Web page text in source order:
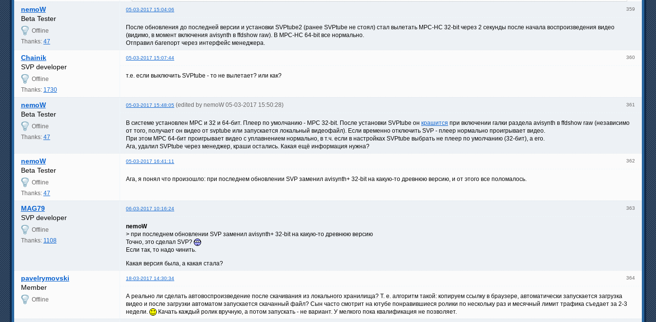
359
nemoW 05-03-2017 15:04:06
Beta Tester
Offline
Thanks: 47
После обновления до последней версии и установки SVPtube2 (ранее SVPtube не стоял) стал вылетать MPC-HC 32-bit через 2 секунды после начала воспроизведения видео
(видимо, в момент включения avisynth в ffdshow raw). В MPC-HC 64-bit все нормально.
Отправил багепорт через интерфейс менеджера.
360
Chainik 05-03-2017 15:07:44
SVP developer
Offline
Thanks: 1730
т.е. если выключить SVPtube - то не вылетает? или как?
361
nemoW 05-03-2017 15:48:05 (edited by nemoW 05-03-2017 15:50:28)
Beta Tester
Offline
Thanks: 47
В системе установлен MPC и 32 и 64-бит. Плеер по умолчанию - MPC 32-bit. После установки SVPtube он крашится при включении галки раздела avisynth в ffdshow raw (независимо
от того, получает он видео от svptube или запускается локальный видеофайл). Если временно отключить SVP - плеер нормально проигрывает видео.
При этом MPC 64-бит проигрывает видео с уплавнением нормально, в т.ч. если в настройках SVPtube выбрать не плеер по умолчанию (32-бит), а его.
Ага, удалил SVPtube через менеджер, краши остались. Какая ещё информация нужна?
362
nemoW 05-03-2017 16:41:11
Beta Tester
Offline
Thanks: 47
Ага, я понял что произошло: при последнем обновлении SVP заменил avisynth+ 32-bit на какую-то древнюю версию, и от этого все поломалось.
363
MAG79 06-03-2017 10:16:24
SVP developer
Offline
Thanks: 1108
nemoW
> при последнем обновлении SVP заменил avisynth+ 32-bit на какую-то древнюю версию
Точно, это сделал SVP?
Если так, то надо чинить.
Какая версия была, а какая стала?
364
pavelrymovski 18-03-2017 14:30:34
Member
Offline
А реально ли сделать автовоспроизведение после скачивания из локального хранилища? Т. е. алгоритм такой: копируем ссылку в браузере, автоматически запускается загрузка
видео и после загрузки автоматом запускается скачанный файл? Сын часто смотрит на ютубе понравившиеся ролики по нескольку раз и месячный лимит трафика съедает за 2-3
недели.
Качать каждый ролик вручную, а потом запускать - не вариант. У мелкого пока квалификация не позволяет.